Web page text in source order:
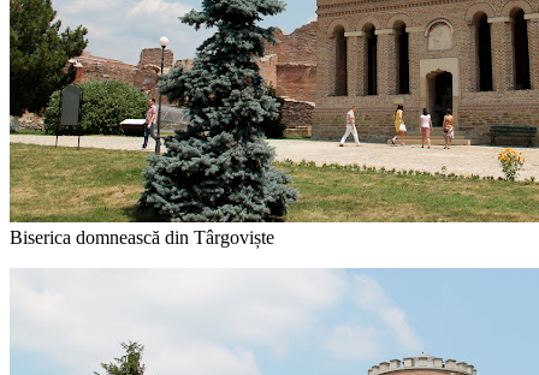
Biserica domnească din Târgoviște